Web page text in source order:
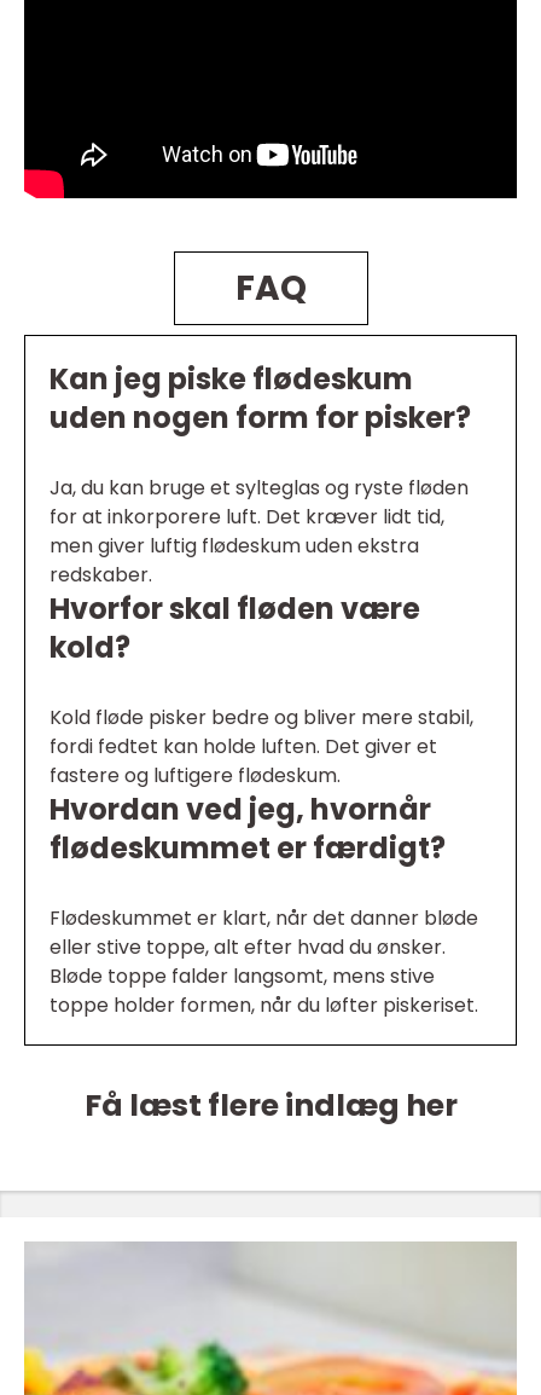
FAQ
Kan jeg piske flødeskum
uden nogen form for pisker?
Ja, du kan bruge et sylteglas og ryste fløden
for at inkorporere luft. Det kræver lidt tid,
men giver luftig flødeskum uden ekstra
redskaber.
Hvorfor skal fløden være
kold?
Kold fløde pisker bedre og bliver mere stabil,
fordi fedtet kan holde luften. Det giver et
fastere og luftigere flødeskum.
Hvordan ved jeg, hvornår
flødeskummet er færdigt?
Flødeskummet er klart, når det danner bløde
eller stive toppe, alt efter hvad du ønsker.
Bløde toppe falder langsomt, mens stive
toppe holder formen, når du løfter piskeriset.
Få læst flere indlæg her